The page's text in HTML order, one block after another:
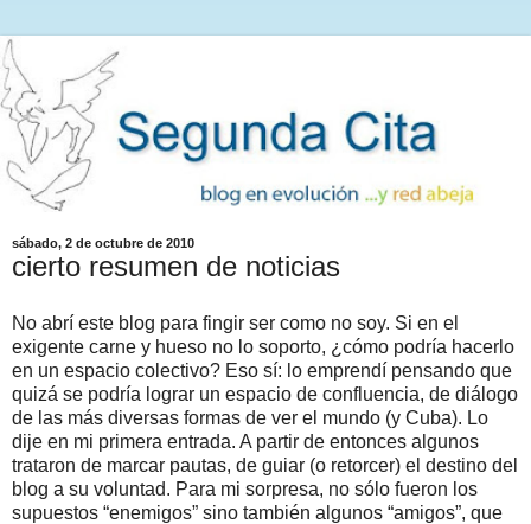
sábado, 2 de octubre de 2010
cierto resumen de noticias
No abrí este blog para fingir ser como no soy. Si en el
exigente carne y hueso no lo soporto, ¿cómo podría hacerlo
en un espacio colectivo? Eso sí: lo emprendí pensando que
quizá se podría lograr un espacio de confluencia, de diálogo
de las más diversas formas de ver el mundo (y Cuba). Lo
dije en mi primera entrada. A partir de entonces algunos
trataron de marcar pautas, de guiar (o retorcer) el destino del
blog a su voluntad. Para mi sorpresa, no sólo fueron los
supuestos “enemigos” sino también algunos “amigos”, que